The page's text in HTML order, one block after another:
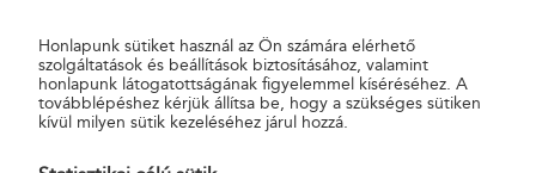
nyilvántartási számlához tartozik WebKincstár, és MobilKincstár
hozzáférés, akkor azok felületén személyes megjelenés nélkül,
vagy személyes megjelenés során az állampapírt forgalmazó
Honlapunk sütiket használ az Ön számára elérhető
szolgáltatások és beállítások biztosításához, valamint
honlapunk látogatottságának figyelemmel kíséréséhez. A
továbblépéshez kérjük állítsa be, hogy a szükséges sütiken
kívül milyen sütik kezeléséhez járul hozzá.